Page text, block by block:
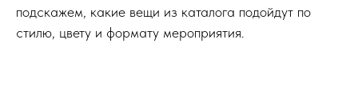
подскажем, какие вещи из каталога подойдут по
стилю, цвету и формату мероприятия.